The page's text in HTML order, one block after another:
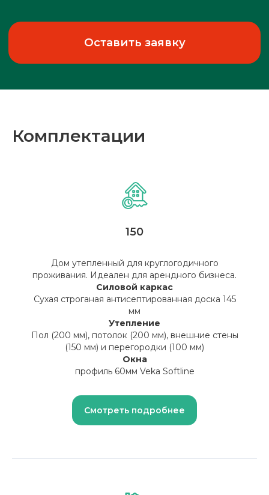
Комплектации
150
Дом утепленный для круглогодичного
проживания. Идеален для арендного бизнеса.
Силовой каркас
Сухая строганая антисептированная доска 145
мм
Утепление
Пол (200 мм), потолок (200 мм), внешние стены
(150 мм) и перегородки (100 мм)
Окна
профиль 60мм Veka Softline
Смотреть подробнее
Оставить заявку
индивидуальную смету!